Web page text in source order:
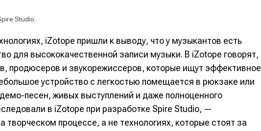
сможете общаться в комментариях, добавлять материалы в избранное и
Продолжить
сможете общаться в комментариях, добавлять материалы в избранное и
Продолжить
сможете общаться в комментариях, добавлять материалы в избранное и
Продолжить
Источники информации
Профили специалистов
тут что-то будет
📻 Выбираем оборудование
✨ Разбираемся в эффектах
Предложить новость
сможете общаться в комментариях, добавлять материалы в избранное и
Продолжить
Источники информации
Профили специалистов
тут что-то будет
📻 Выбираем оборудование
✨ Разбираемся в эффектах
Предложить новость
Studio.
iZotope пришли к выводу, что у музыкантов есть
для высококачественной записи музыки. В iZotope говорят,
продюсеров и звукорежиссеров, которые ищут эффективное
устройство с легкостью помещается в рюкзаке или
песен, живых выступлений и даже полноценного
в iZotope при разработке Spire Studio, —
процессе, а не технологиях, которые стоят за